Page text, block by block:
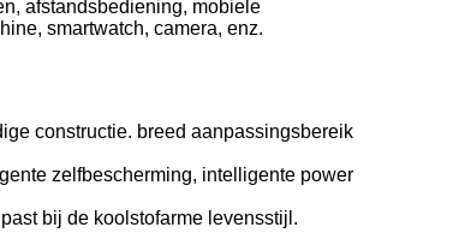
afstandsbediening, mobiele
smartwatch, camera, enz.
constructie. breed aanpassingsbereik
zelfbescherming, intelligente power
bij de koolstofarme levensstijl.